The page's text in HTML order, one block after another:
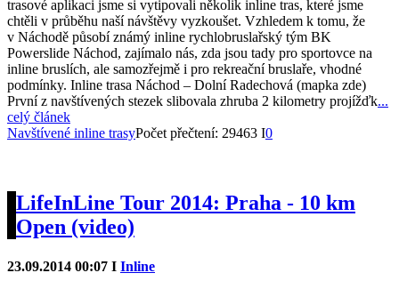
trasové aplikaci jsme si vytipovali několik inline tras, které jsme
chtěli v průběhu naší návštěvy vyzkoušet. Vzhledem k tomu, že
v Náchodě působí známý inline rychlobruslařský tým BK
Powerslide Náchod, zajímalo nás, zda jsou tady pro sportovce na
inline bruslích, ale samozřejmě i pro rekreační bruslaře, vhodné
podmínky. Inline trasa Náchod – Dolní Radechová (mapka zde)
První z navštívených stezek slibovala zhruba 2 kilometry projížďk...
celý článek
Navštívené inline trasyPočet přečtení: 29463 I0
LifeInLine Tour 2014: Praha - 10 km
Open (video)
23.09.2014 00:07 I Inline